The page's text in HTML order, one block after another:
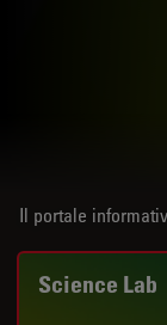
Il portale
Science Lab